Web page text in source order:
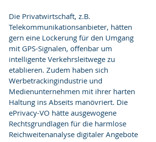
Die Privatwirtschaft, z.B.
Telekommunikationsanbieter, hätten
gern eine Lockerung für den Umgang
mit GPS-Signalen, offenbar um
intelligente Verkehrsleitwege zu
etablieren. Zudem haben sich
Werbetrackingindustrie und
Medienunternehmen mit ihrer harten
Haltung ins Abseits manövriert. Die
ePrivacy-VO hätte ausgewogene
Rechtsgrundlagen für die harmlose
Reichweitenanalyse digitaler Angebote